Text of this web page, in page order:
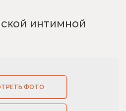
интимной
ФОТО